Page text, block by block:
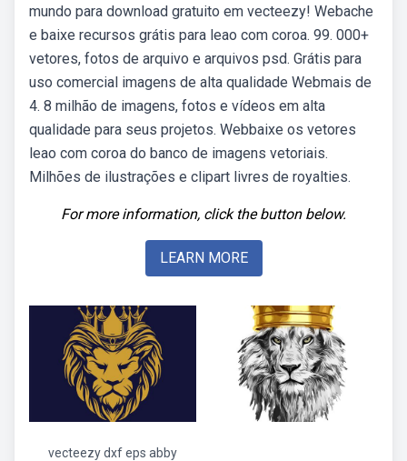
mundo para download gratuito em vecteezy! Webache
e baixe recursos grátis para leao com coroa. 99. 000+
vetores, fotos de arquivo e arquivos psd. Grátis para
uso comercial imagens de alta qualidade Webmais de
4. 8 milhão de imagens, fotos e vídeos em alta
qualidade para seus projetos. Webbaixe os vetores
leao com coroa do banco de imagens vetoriais.
Milhões de ilustrações e clipart livres de royalties.
For more information, click the button below.
LEARN MORE
vecteezy dxf eps abby